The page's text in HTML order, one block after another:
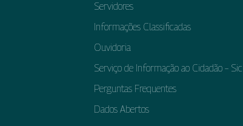
Servidores
Informações Classificadas
Ouvidoria
Serviço de Informação ao Cidadão – Sic
Perguntas Frequentes
Dados Abertos